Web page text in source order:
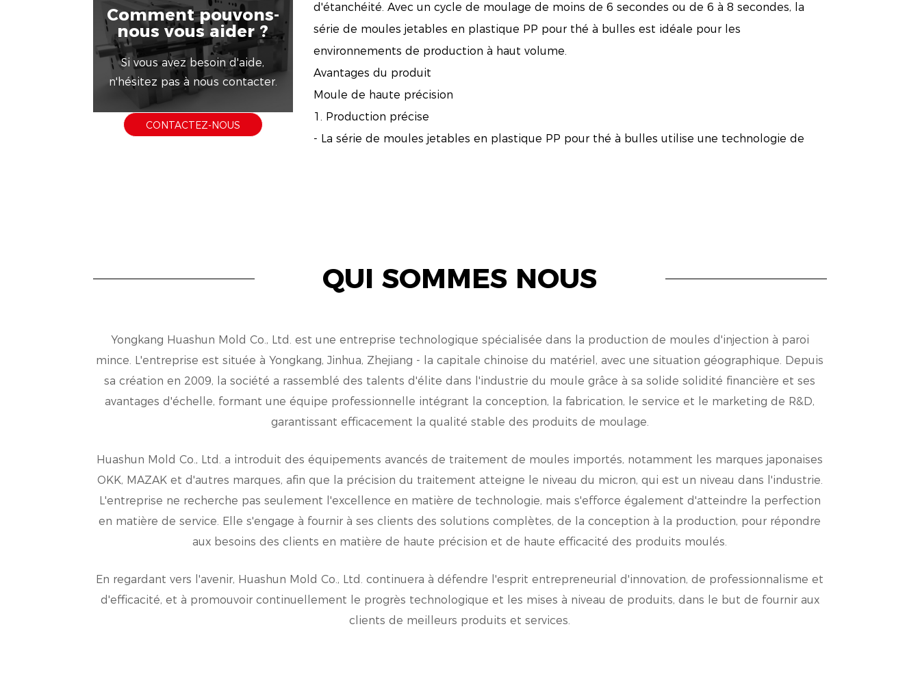
Comment pouvons-
nous vous aider ?
Si vous avez besoin d'aide,
n'hésitez pas à nous contacter.
CONTACTEZ-NOUS
d'étanchéité. Avec un cycle de moulage de moins de 6 secondes ou de 6 à 8 secondes, la
série de moules jetables en plastique PP pour thé à bulles est idéale pour les
environnements de production à haut volume.
Avantages du produit
Moule de haute précision
1. Production précise
- La série de moules jetables en plastique PP pour thé à bulles utilise une technologie de
d'excellentes performances d'étanchéité.
- Ceci est crucial pour maintenir la qualité du bubble tea, éviter les fuites et garantir la
Efficacité
1. Cycle de moulage rapide
- Avec un cycle de moulage de 6 à 8 secondes, la série de moules jetables en plastique PP
pour thé à bulles permet une production rapide.
- Ce délai d'exécution rapide est idéal pour répondre à une forte demande, en particulier
2. Production rentable
- L'efficacité de la série de moules jetables en plastique PP pour thé à bulles contribue à
Versatilité
1. Moules d’injection plastique à parois minces
- Les moules sont conçus pour l'injection de plastique à paroi mince, ce qui les rend
QUI SOMMES NOUS
Yongkang Huashun Mold Co., Ltd. est une entreprise technologique spécialisée dans la production de moules d'injection à paroi
mince. L'entreprise est située à Yongkang, Jinhua, Zhejiang - la capitale chinoise du matériel, avec une situation géographique. Depuis
sa création en 2009, la société a rassemblé des talents d'élite dans l'industrie du moule grâce à sa solide solidité financière et ses
avantages d'échelle, formant une équipe professionnelle intégrant la conception, la fabrication, le service et le marketing de R&D,
garantissant efficacement la qualité stable des produits de moulage.
Huashun Mold Co., Ltd. a introduit des équipements avancés de traitement de moules importés, notamment les marques japonaises
OKK, MAZAK et d'autres marques, afin que la précision du traitement atteigne le niveau du micron, qui est un niveau dans l'industrie.
L'entreprise ne recherche pas seulement l'excellence en matière de technologie, mais s'efforce également d'atteindre la perfection
en matière de service. Elle s'engage à fournir à ses clients des solutions complètes, de la conception à la production, pour répondre
aux besoins des clients en matière de haute précision et de haute efficacité des produits moulés.
En regardant vers l'avenir, Huashun Mold Co., Ltd. continuera à défendre l'esprit entrepreneurial d'innovation, de professionnalisme et
d'efficacité, et à promouvoir continuellement le progrès technologique et les mises à niveau de produits, dans le but de fournir aux
clients de meilleurs produits et services.